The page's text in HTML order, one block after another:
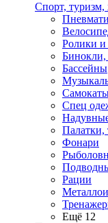
Спорт, туризм,
Ролики и
Бинокли,
Бассейны
Спец
Палатки,
Фонари
Рации
Ещё 12